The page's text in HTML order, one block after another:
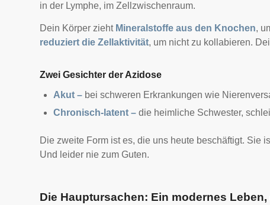
in der Lymphe, im Zellzwischenraum.
Dein Körper zieht Mineralstoffe aus den Knochen,
reduziert die Zellaktivität, um nicht zu kollabieren.
Zwei Gesichter der Azidose
Akut – bei schweren Erkrankungen wie
Chronisch-latent – die heimliche Schwester,
Die zweite Form ist es, die uns heute beschäftigt. Sie
Und leider nie zum Guten.
Die Hauptursachen: Ein modernes